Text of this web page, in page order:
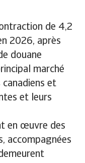
de 4,2
2026, après
douane
marché
et
et leurs
en œuvre des
accompagnées